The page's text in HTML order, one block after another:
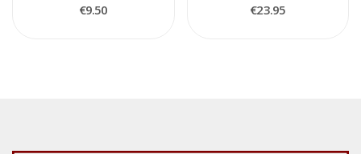
€9.50 €23.95